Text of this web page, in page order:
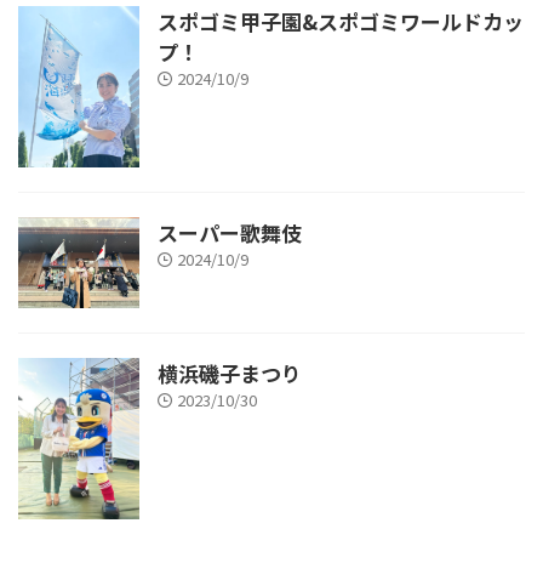
スポゴミ甲子園&スポゴミワールドカッ
プ！
2024/10/9
スーパー歌舞伎
2024/10/9
横浜磯子まつり
2023/10/30